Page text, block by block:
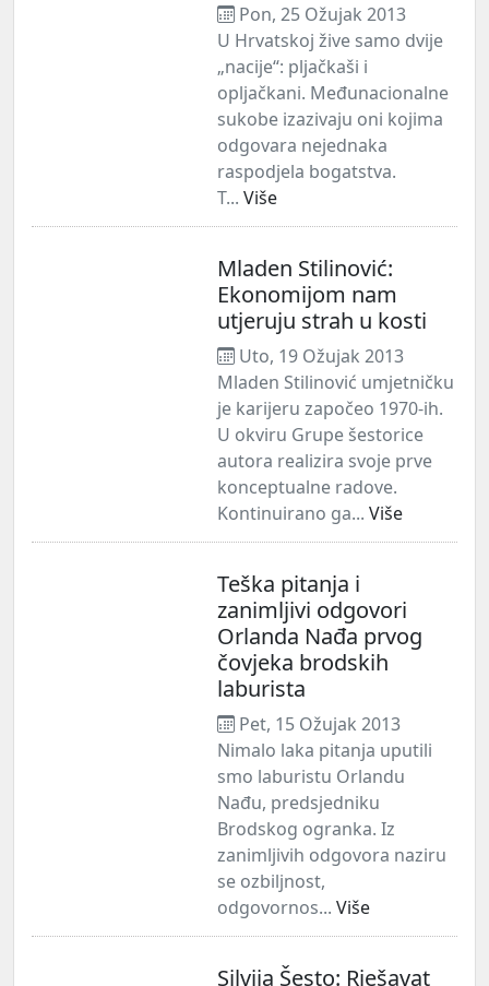
Pon, 25 Ožujak 2013
U Hrvatskoj žive samo dvije
„nacije“: pljačkaši i
opljačkani. Međunacionalne
sukobe izazivaju oni kojima
odgovara nejednaka
raspodjela bogatstva.
T... Više
Mladen Stilinović:
Ekonomijom nam
utjeruju strah u kosti
Uto, 19 Ožujak 2013
Mladen Stilinović umjetničku
je karijeru započeo 1970-ih.
U okviru Grupe šestorice
autora realizira svoje prve
konceptualne radove.
Kontinuirano ga... Više
Teška pitanja i
zanimljivi odgovori
Orlanda Nađa prvog
čovjeka brodskih
laburista
Pet, 15 Ožujak 2013
Nimalo laka pitanja uputili
smo laburistu Orlandu
Nađu, predsjedniku
Brodskog ogranka. Iz
zanimljivih odgovora naziru
se ozbiljnost,
odgovornos... Više
Silvija Šesto: Rješavat